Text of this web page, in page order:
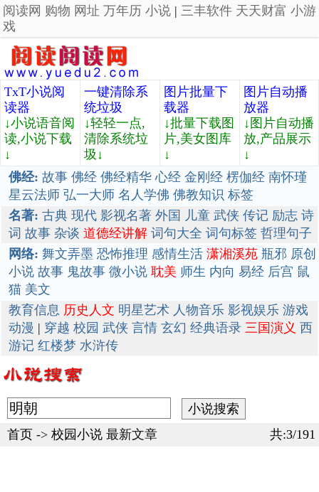
阅读网 购物 网址 万年历 小说 | 三丰软件 天天财富 小游
戏
TxT小说阅
读器
↓小说语音阅
读,小说下载
↓
一键清除系
统垃圾
↓轻轻一点,
清除系统垃
圾↓
图片批量下
载器
↓批量下载图
片,美女图库
↓
图片自动播
放器
↓图片自动播
放,产品展示
↓
佛经: 故事 佛经 佛经精华 心经 金刚经 楞伽经 南怀瑾
星云法师 弘一大师 名人学佛 佛教知识 标签
名著: 古典 现代 影视名著 外国 儿童 武侠 传记 励志 诗
词 故事 杂谈 道德经讲解 词句大全 词句标签 哲理句子
网络: 舞文弄墨 恐怖推理 感情生活 潇湘溪苑 瓶邪 原创
小说 故事 鬼故事 微小说 耽美 师生 内向 易经 后宫 鼠
猫 美文
教育信息 历史人文 明星艺术 人物音乐 影视娱乐 游戏
动漫 | 穿越 校园 武侠 言情 玄幻 经典语录 三国演义 西
游记 红楼梦 水浒传
首页 -> 校园小说 最新文章 共:3/191